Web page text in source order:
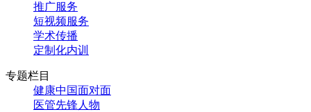
推广服务
短视频服务
学术传播
定制化内训
专题栏目
健康中国面对面
医管先锋人物